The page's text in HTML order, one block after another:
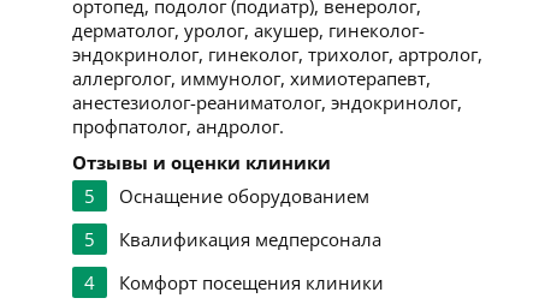
ортопед, подолог (подиатр), венеролог,
дерматолог, уролог, акушер, гинеколог-
эндокринолог, гинеколог, трихолог, артролог,
аллерголог, иммунолог, химиотерапевт,
анестезиолог-реаниматолог, эндокринолог,
профпатолог, андролог.
Отзывы и оценки клиники
5
Оснащение оборудованием
5
Квалификация медперсонала
4
Комфорт посещения клиники